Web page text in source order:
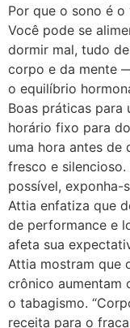
Por que o sono é
Você pode se
dormir mal, tudo
corpo e da mente
o equilíbrio
Boas práticas para
horário fixo para
uma hora antes de
fresco e silencioso.
possível, exponha-
Attia enfatiza que
de performance e
afeta sua
Attia mostram que
crônico aumentam
o tabagismo.
receita para o